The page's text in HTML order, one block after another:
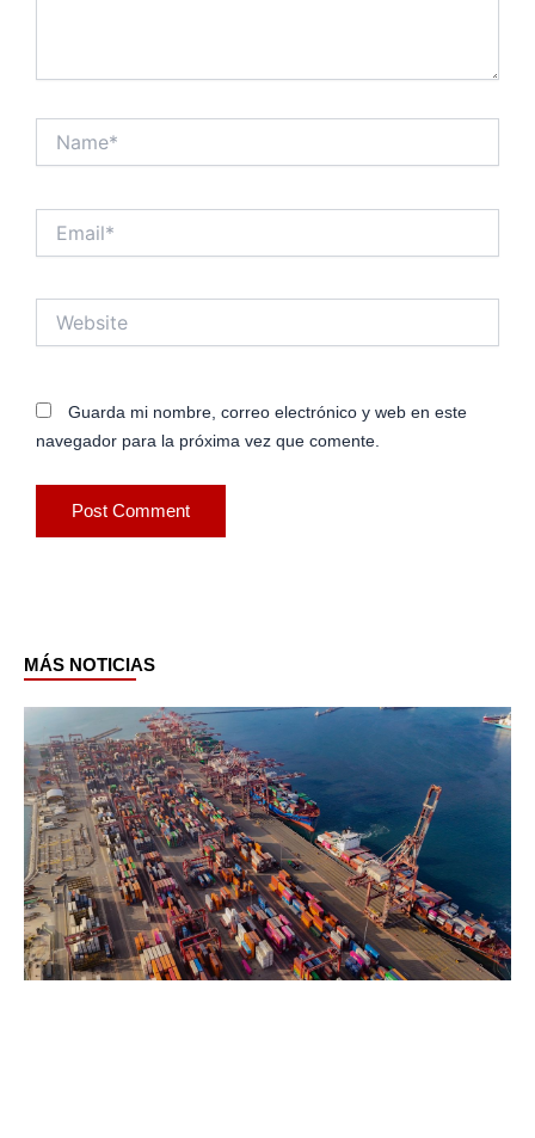
Guarda mi nombre, correo electrónico y web en este
navegador para la próxima vez que comente.
MÁS NOTICIAS
PagePage PagePage